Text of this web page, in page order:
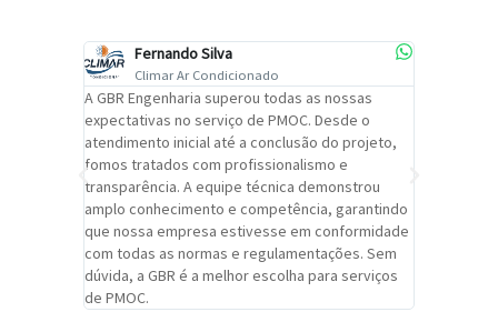
Fernando Silva
Climar Ar Condicionado
A GBR Engenharia superou todas as nossas
expectativas no serviço de PMOC. Desde o
atendimento inicial até a conclusão do projeto,
fomos tratados com profissionalismo e
transparência. A equipe técnica demonstrou
amplo conhecimento e competência, garantindo
que nossa empresa estivesse em conformidade
com todas as normas e regulamentações. Sem
dúvida, a GBR é a melhor escolha para serviços
de PMOC.